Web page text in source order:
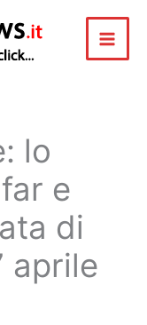
lo
e
di
aprile